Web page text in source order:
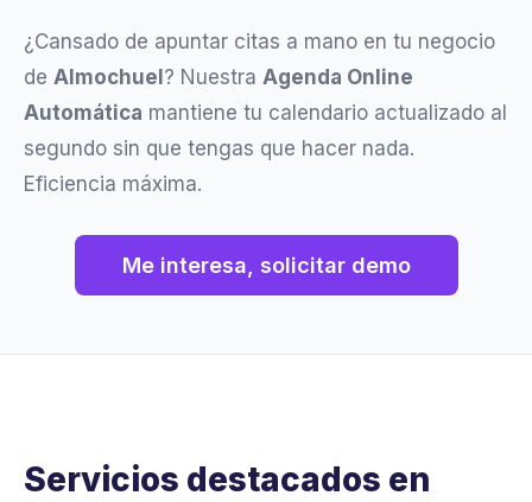
¿Cansado de apuntar citas a mano en tu negocio
de Almochuel ? Nuestra Agenda Online
Automática mantiene tu calendario actualizado al
segundo sin que tengas que hacer nada.
Eficiencia máxima.
Me interesa, solicitar demo
Servicios destacados en